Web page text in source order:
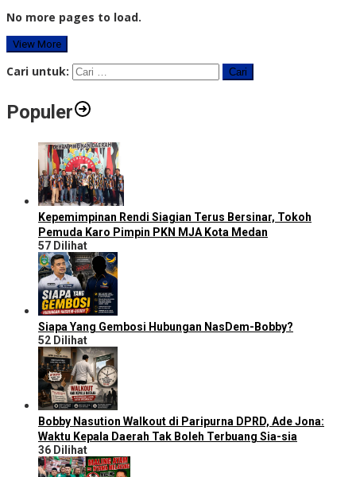
No more pages to load.
View More
Cari untuk:
Populer
Kepemimpinan Rendi Siagian Terus Bersinar, Tokoh
Pemuda Karo Pimpin PKN MJA Kota Medan
57 Dilihat
Siapa Yang Gembosi Hubungan NasDem-Bobby?
52 Dilihat
Bobby Nasution Walkout di Paripurna DPRD, Ade Jona:
Waktu Kepala Daerah Tak Boleh Terbuang Sia-sia
36 Dilihat